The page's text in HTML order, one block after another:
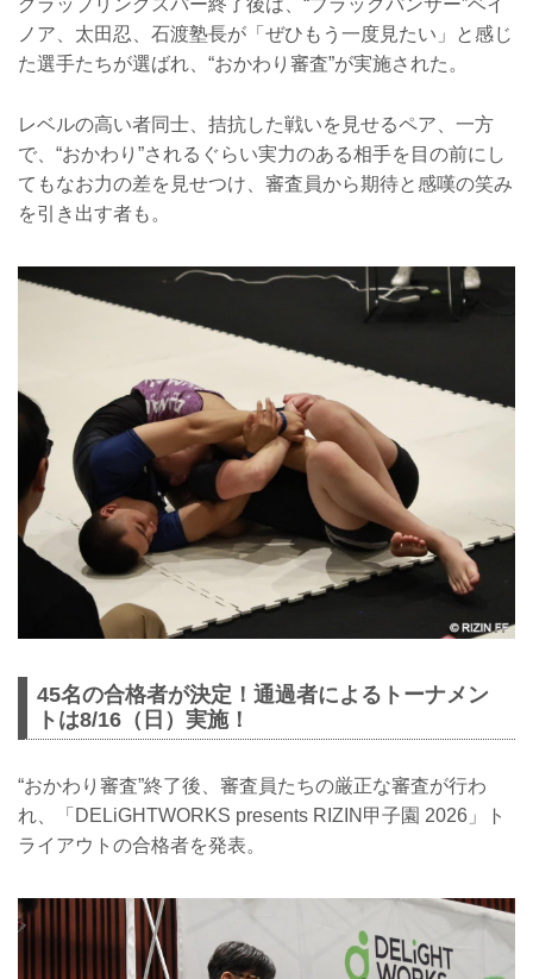
グラップリングスパー終了後は、“ブラックパンサー”ベイ
ノア、太田忍、石渡塾長が「ぜひもう一度見たい」と感じ
た選手たちが選ばれ、“おかわり審査”が実施された。
レベルの高い者同士、拮抗した戦いを見せるペア、一方
で、“おかわり”されるぐらい実力のある相手を目の前にし
てもなお力の差を見せつけ、審査員から期待と感嘆の笑み
を引き出す者も。
45名の合格者が決定！通過者によるトーナメン
トは8/16（日）実施！
“おかわり審査”終了後、審査員たちの厳正な審査が行わ
れ、「DELiGHTWORKS presents RIZIN甲子園 2026」ト
ライアウトの合格者を発表。